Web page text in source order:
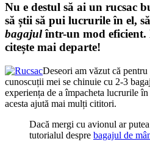
Nu e destul să ai un rucsac
să știi să pui lucrurile în el,
bagajulîntr-un mod eficient.
citește mai departe!
Deseori am văzut că
cunoscuții mei se chinuie cu 2-3
experiența de a împacheta lucrurile
acesta ajută mai mulți cititori.
Dacă mergi cu avionul ar
tutorialul despre bagajul de